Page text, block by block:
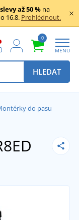
slevy až 50 % na
16.8. Prohlédnout.
0
MENU
HLEDAT
do pasu